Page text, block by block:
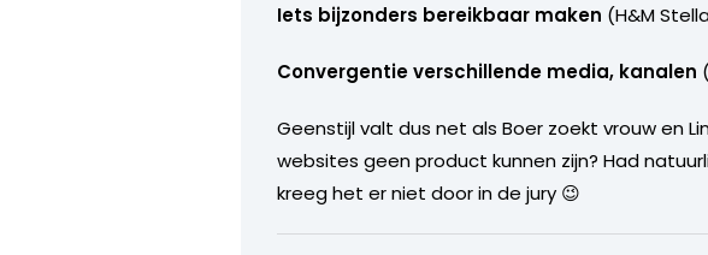
Iets bijzonders bereikbaar maken (H&M
Convergentie verschillende media, kanalen
Geenstijl valt dus net als Boer zoekt vrouw en
websites geen product kunnen zijn? Had
kreeg het er niet door in de jury 😉